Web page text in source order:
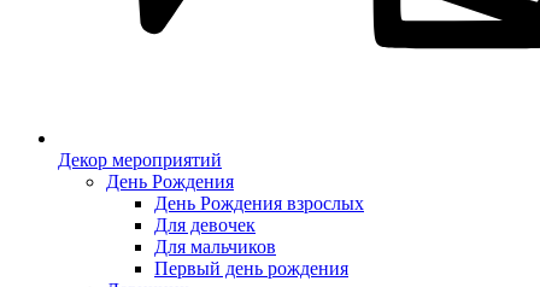
Декор мероприятий
День Рождения
День Рождения взрослых
Для девочек
Для мальчиков
Первый день рождения